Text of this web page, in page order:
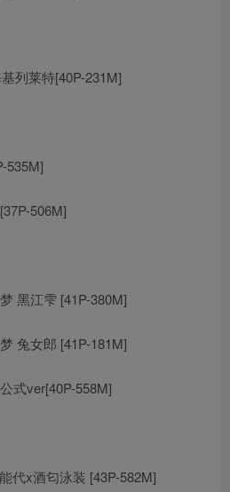
列莱特[40P-231M]
535M]
506M]
黑江雫 [41P-380M]
兔女郎 [41P-181M]
式ver[40P-558M]
代x酒匂泳装 [43P-582M]